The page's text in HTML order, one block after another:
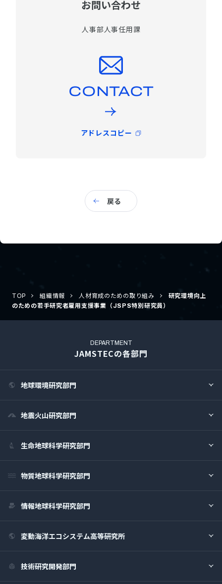
お問い合わせ
人事部人事任用課
CONTACT
アドレスコピー
戻る
TOP 組織情報 人材育成のための取り組み
研究環境向上
のための若手研究者雇用支援事業（JSPS特別研究員）